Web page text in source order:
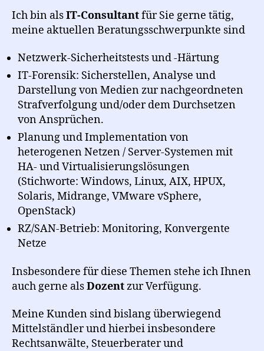
Ich bin alsIT-Consultantfür Sie gerne tätig,
meine aktuellen Beratungsschwerpunkte sind
Netzwerk-Sicherheitstests und -Härtung
IT-Forensik: Sicherstellen, Analyse und
Darstellung von Medien zur nachgeordneten
Strafverfolgung und/oder dem Durchsetzen
von Ansprüchen.
Planung und Implementation von
heterogenen Netzen / Server-Systemen mit
HA- und Virtualisierungslösungen
(Stichworte: Windows, Linux, AIX, HPUX,
Solaris, Midrange, VMware vSphere,
OpenStack)
RZ/SAN-Betrieb: Monitoring, Konvergente
Netze
Insbesondere für diese Themen stehe ich Ihnen
auch gerne alsDozentzur Verfügung.
Meine Kunden sind bislang überwiegend
Mittelständler und hierbei insbesondere
Rechtsanwälte, Steuerberater und